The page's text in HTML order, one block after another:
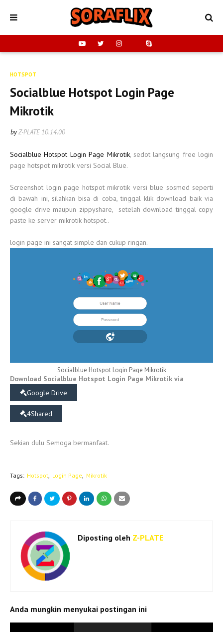
HOTSPOT
Socialblue Hotspot Login Page
Mikrotik
byZ-PLATE 10.14.00
Socialblue Hotspot Login Page Mikrotik, sedot langsung free login
page hotspot mikrotik versi Social Blue.
Screenshot login page hotspot mikrotik versi blue sosmed seperti
di bawah ini, silahkan bisa di coba, tinggal klik download baik via
google drive maupun zippyshare, setelah download tinggal copy
paste ke server mikrotik hotspot..
login page ini sangat simple dan cukup ringan.
Socialblue Hotspot Login Page Mikrotik
Download Socialblue Hotspot Login Page Mikrotik via
Google Drive
4Shared
Sekian dulu Semoga bermanfaat.
Tags: Hotspot Login Page Mikrotik
Diposting oleh Z-PLATE
Anda mungkin menyukai postingan ini